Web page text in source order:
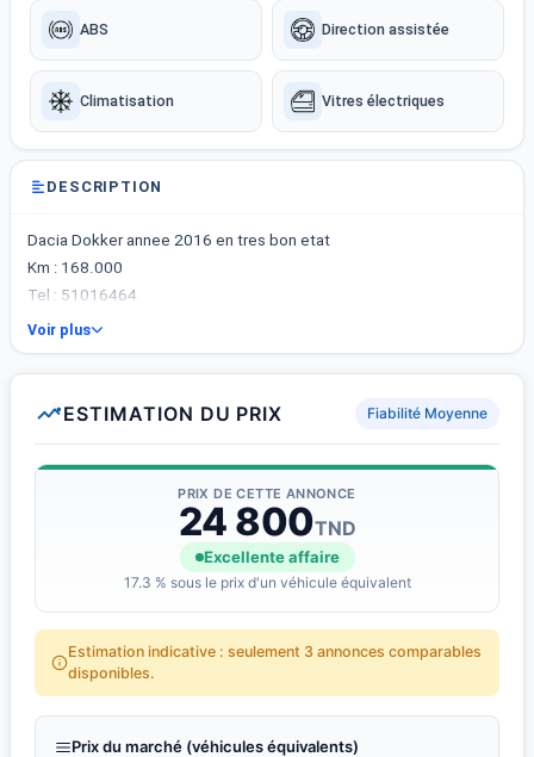
ABS Direction assistée
Climatisation Vitres électriques
DESCRIPTION
Dacia Dokker annee 2016 en tres bon etat
Km : 168.000
Tel : 51016464
Voir plus
ESTIMATION DU PRIX Fiabilité Moyenne
PRIX DE CETTE ANNONCE
24 800TND
Excellente affaire
17.3 % sous le prix d'un véhicule équivalent
Estimation indicative : seulement 3 annonces comparables
disponibles.
Prix du marché (véhicules équivalents)